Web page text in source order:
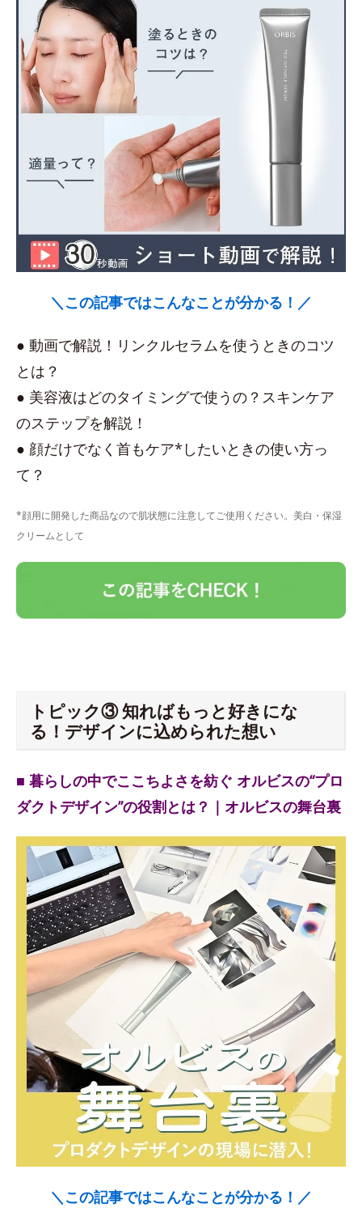
＼この記事ではこんなことが分かる！／
● 動画で解説！リンクルセラムを使うときのコツ
とは？
● 美容液はどのタイミングで使うの？スキンケア
のステップを解説！
● 顔だけでなく首もケア*したいときの使い方っ
て？
*顔用に開発した商品なので肌状態に注意してご使用ください。美白・保湿
クリームとして
トピック③ 知ればもっと好きにな
る！デザインに込められた想い
■ 暮らしの中でここちよさを紡ぐ オルビスの“プロ
ダクトデザイン”の役割とは？｜オルビスの舞台裏
＼この記事ではこんなことが分かる！／